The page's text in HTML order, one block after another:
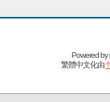
Powered by
繁體中文化由